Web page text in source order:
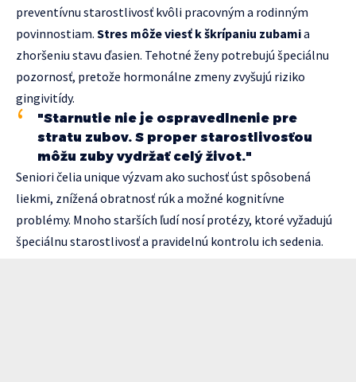
preventívnu starostlivosť kvôli pracovným a rodinným
povinnostiam. Stres môže viesť k škrípaniu zubamia
zhoršeniu stavu ďasien. Tehotné ženy potrebujú špeciálnu
pozornosť, pretože hormonálne zmeny zvyšujú riziko
gingivitídy.
"Starnutie nie je ospravedlnenie pre
stratu zubov. S proper starostlivosťou
môžu zuby vydržať celý život."
Seniori čelia unique výzvam ako suchosť úst spôsobená
liekmi, znížená obratnosť rúk a možné kognitívne
problémy. Mnoho starších ľudí nosí protézy, ktoré vyžadujú
špeciálnu starostlivosť a pravidelnú kontrolu ich sedenia.